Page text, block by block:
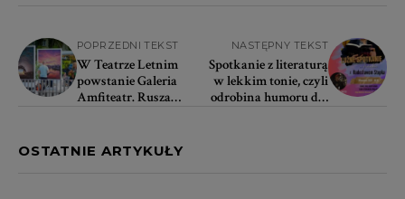
POPRZEDNI TEKST
W Teatrze Letnim
powstanie Galeria
Amfiteatr. Rusza
NASTĘPNY TEKST
Spotkanie z literaturą
w lekkim tonie, czyli
odrobina humoru dla
OSTATNIE ARTYKUŁY